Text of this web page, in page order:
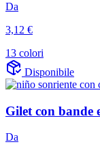
Da
3,12 €
13 colori
Disponibile
Gilet con bande
Da